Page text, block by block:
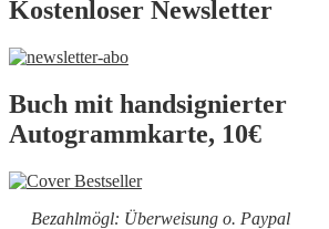
Kostenloser Newsletter
Buch mit handsignierter
Autogrammkarte, 10€
Bezahlmögl: Überweisung o. Paypal